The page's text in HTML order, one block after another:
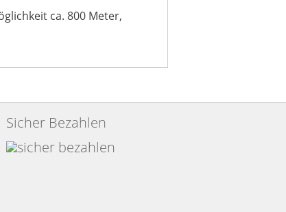
ca. 800 Meter,
Sicher Bezahlen